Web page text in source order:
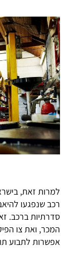
למרות זאת,
רכב שנפגעו
סדרתיות ברכב.
המכר, ואת צו
אפשרות לתבוע